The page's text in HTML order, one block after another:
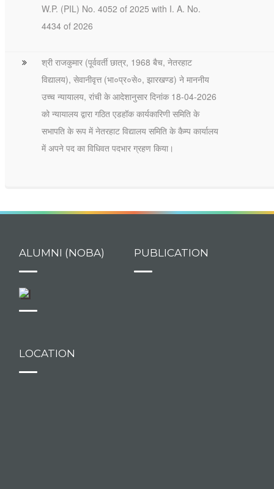
W.P. (PIL) No. 4052 of 2025 with I. A. No.
4434 of 2026
श्री राजकुमार (पूर्ववर्ती छात्र, 1968 बैच, नेतरहाट
विद्यालय), सेवानीवृत्त (भा०प्र०से०, झारखण्ड) ने माननीय
उच्च न्यायालय, रांची के आदेशानुसार दिनांक 18-04-2026
को न्यायालय द्वारा गठित एडहॉक कार्यकारिणी समिति के
सभापति के रूप में नेतरहाट विद्यालय समिति के कैम्प कार्यालय
में अपने पद का विधिवत पदभार ग्रहण किया।
ALUMNI (NOBA) PUBLICATION
LOCATION